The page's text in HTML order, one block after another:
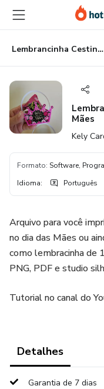
para
conteúdo
principal
para
pagamento
para
rodapé
Lembrancinha Cestinha Coroa Dia das Mães
Mães
Kely
Formato: Software,
Idioma: Português
Arquivo para você
no dia das Mães ou
como lembracinha de
PNG, PDF e studio
Tutorial no canal do
Detalhes
Garantia de 7 dias